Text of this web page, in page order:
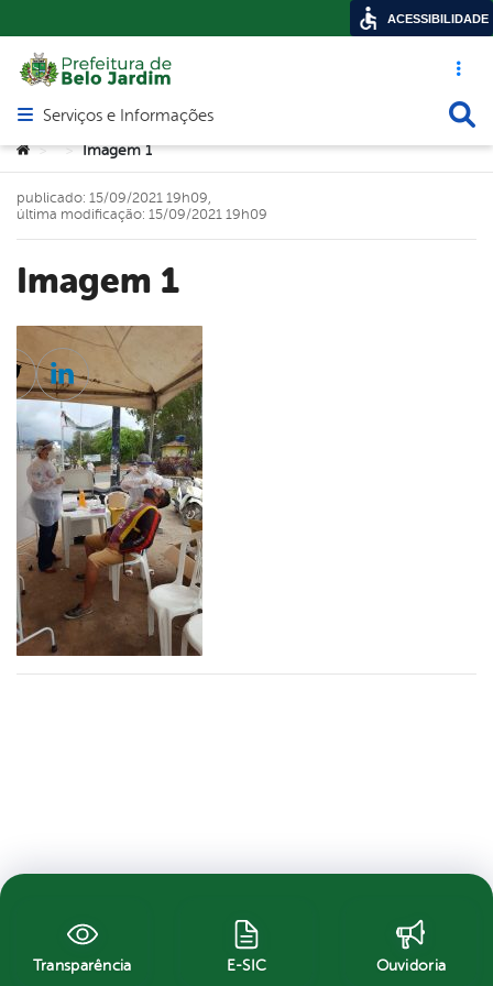
Acesso
Abrir menu principal de navegação
Serviços e Informações
Você está aqui:
> > Imagem 1
Imagem 1
publicado: 15/09/2021 19h09,
última modificação: 15/09/2021 19h09
Twitter
Linkedin
Transparência E-SIC Ouvidoria
ACESSIBILIDADE